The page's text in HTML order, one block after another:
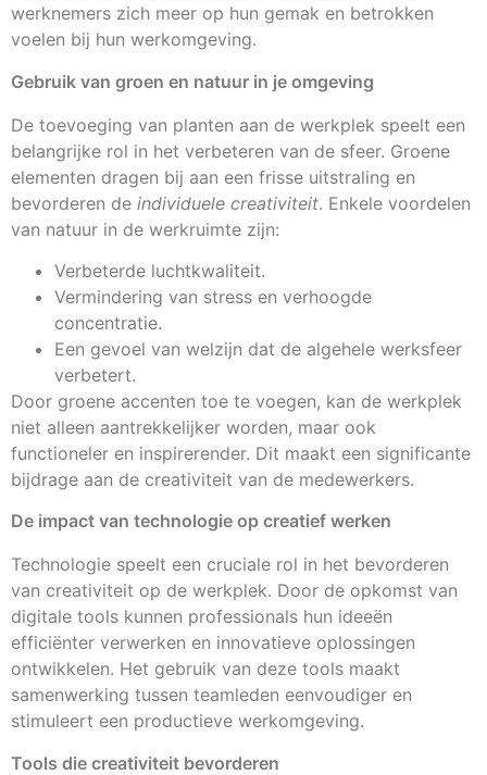
werknemers zich meer op hun gemak en betrokken
voelen bij hun werkomgeving.
Gebruik van groen en natuur in je omgeving
De toevoeging van planten aan de werkplek speelt een
belangrijke rol in het verbeteren van de sfeer. Groene
elementen dragen bij aan een frisse uitstraling en
bevorderen de individuele creativiteit. Enkele voordelen
van natuur in de werkruimte zijn:
Verbeterde luchtkwaliteit.
Vermindering van stress en verhoogde
concentratie.
Een gevoel van welzijn dat de algehele werksfeer
verbetert.
Door groene accenten toe te voegen, kan de werkplek
niet alleen aantrekkelijker worden, maar ook
functioneler en inspirerender. Dit maakt een significante
bijdrage aan de creativiteit van de medewerkers.
De impact van technologie op creatief werken
Technologie speelt een cruciale rol in het bevorderen
van creativiteit op de werkplek. Door de opkomst van
digitale tools kunnen professionals hun ideeën
efficiënter verwerken en innovatieve oplossingen
ontwikkelen. Het gebruik van deze tools maakt
samenwerking tussen teamleden eenvoudiger en
stimuleert een productieve werkomgeving.
Tools die creativiteit bevorderen